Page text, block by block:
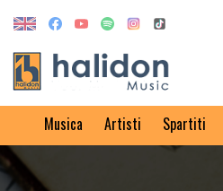
Musica Artisti Spartiti